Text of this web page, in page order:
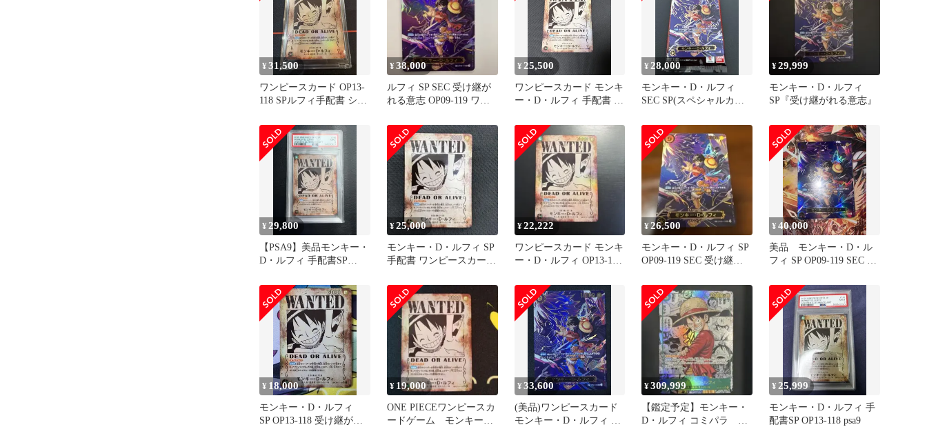
¥31,500
ワンピースカード OP13-
118 SPルフィ手配書 シー
¥38,000
ルフィ SP SEC 受け継が
れる意志 OP09-119 ワン
¥25,500
ワンピースカード モンキ
ー・D・ルフィ 手配書 SP
¥28,000
モンキー・D・ルフィ
SEC SP(スペシャルカー
¥29,999
モンキー・D・ルフィ
SP『受け継がれる意志』
¥29,800
【PSA9】美品モンキー・
D・ルフィ 手配書SP
¥25,000
モンキー・D・ルフィ SP
手配書 ワンピースカード
¥22,222
ワンピースカード モンキ
ー・D・ルフィ OP13-118
¥26,500
モンキー・D・ルフィ SP
OP09-119 SEC 受け継が
¥40,000
美品 モンキー・D・ル
フィ SP OP09-119 SEC 受
¥ 18,000
モンキー・D・ルフィ
SP OP13-118 受け継がれ
¥ 19,000
ONE PIECEワンピースカ
ードゲーム モンキー・
¥33,600
(美品)ワンピースカード
モンキー・D・ルフィ SP
¥309,999
【鑑定予定】モンキー・
D・ルフィ コミパラ 受
¥25,999
モンキー・D・ルフィ 手
配書SP OP13-118 psa9